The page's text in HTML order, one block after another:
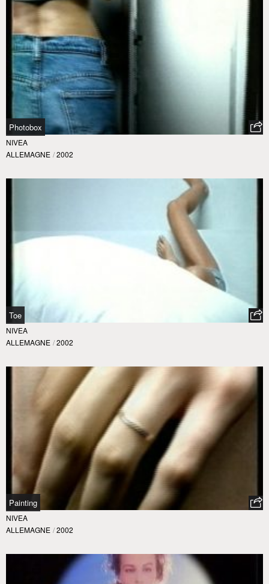
Photobox
NIVEA
ALLEMAGNE / 2002
Toe
NIVEA
ALLEMAGNE / 2002
Painting
NIVEA
ALLEMAGNE / 2002